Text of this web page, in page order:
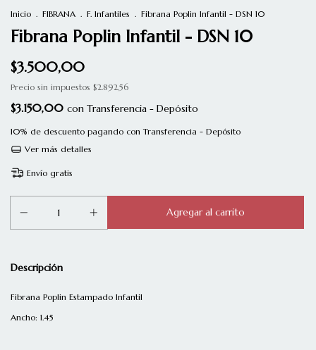
Inicio . FIBRANA . F. Infantiles . Fibrana Poplin Infantil - DSN 10
Fibrana Poplin Infantil - DSN 10
$3.500,00
Precio sin impuestos $2.892,56
$3.150,00 con Transferencia - Depósito
10% de descuento pagando con Transferencia - Depósito
Ver más detalles
Envío gratis
Descripción
Fibrana Poplin Estampado Infantil
Ancho: 1.45